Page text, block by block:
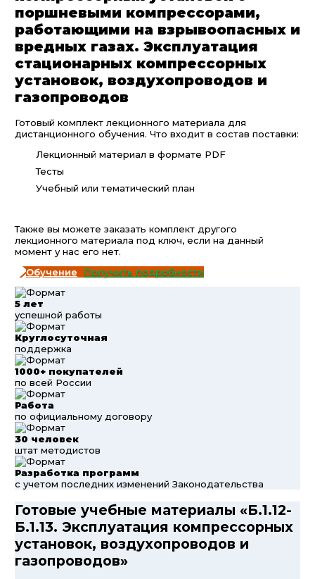
поршневыми компрессорами,
работающими на взрывоопасных и
вредных газах. Эксплуатация
стационарных компрессорных
установок, воздухопроводов и
газопроводов
Готовый комплект лекционного материала для
дистанционного обучения. Что входит в состав поставки:
Лекционный материал в формате PDF
Тесты
Учебный или тематический план
Также вы можете заказать комплект другого
лекционного материала под ключ, если на данный
момент у нас его нет.
Получить подробности
5 лет
успешной работы
Круглосуточная
поддержка
1000+ покупателей
по всей России
Работа
по официальному договору
30 человек
штат методистов
Разработка программ
с учетом последних изменений Законодательства
Готовые учебные материалы «Б.1.12-
Б.1.13. Эксплуатация компрессорных
установок, воздухопроводов и
газопроводов»